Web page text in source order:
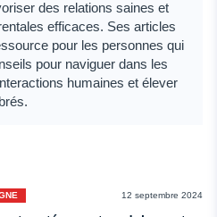
des relations saines et
efficaces. Ses articles
pour les personnes qui
pour naviguer dans les
humaines et élever
12 septembre 2024